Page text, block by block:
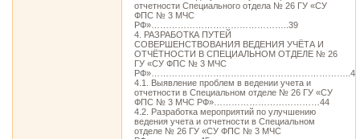
отчетности Специального отдела № 26 ГУ «СУ
ФПС № 3 МЧС
РФ»………………………………………..39
4. РАЗРАБОТКА ПУТЕЙ
СОВЕРШЕНСТВОВАНИЯ ВЕДЕНИЯ УЧЁТА И
ОТЧЁТНОСТИ В СПЕЦИАЛЬНОМ ОТДЕЛЕ № 26
ГУ «СУ ФПС № 3 МЧС
РФ»…………………………………………………………..44
4.1. Выявление проблем в ведении учета и
отчетности в Специальном отделе № 26 ГУ «СУ
ФПС № 3 МЧС РФ»………………………………44
4.2. Разработка мероприятий по улучшению
ведения учета и отчетности в Специальном
отделе № 26 ГУ «СУ ФПС № 3 МЧС